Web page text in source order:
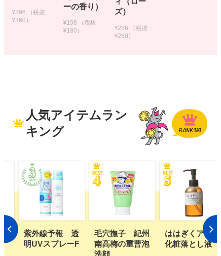
¥396
（税抜
¥360）
ーの香り）
¥198
（税抜
¥180）
ズ）
¥286
（税抜
¥260）
人気アイテムラン
キング
F
毛穴撫子 紀州
南高梅の重曹泡
ははぎくアロマ
化粧落とし液
植物生まれのオ
レンジ地肌シャ